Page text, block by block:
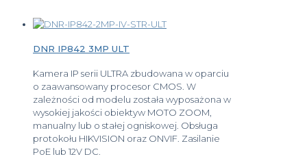
DNR IP842 3MP ULT
Kamera IP serii ULTRA zbudowana w oparciu
o zaawansowany procesor CMOS. W
zależności od modelu została wyposażona w
wysokiej jakości obiektyw MOTO ZOOM,
manualny lub o stałej ogniskowej. Obsługa
protokołu HIKVISION oraz ONVIF. Zasilanie
PoE lub 12V DC.